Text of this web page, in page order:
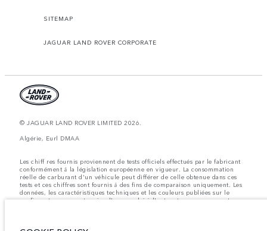
SITEMAP
JAGUAR LAND ROVER CORPORATE
© JAGUAR LAND ROVER LIMITED 2026.
Algérie, Eurl DMAA
Les chiff res fournis proviennent de tests officiels effectués par le fabricant
conformément å la législation européenne en vigueur. La consommation
réelle de carburant d'un véhicule peut différer de celle obtenue dans ces
tests et ces chiffres sont fournis å des fins de comparaison uniquement. Les
données, les caractéristiques techniques et les couleurs publiées sur le
configurateur peuvent varier d'un marché à l'autre et ne comprennent pas